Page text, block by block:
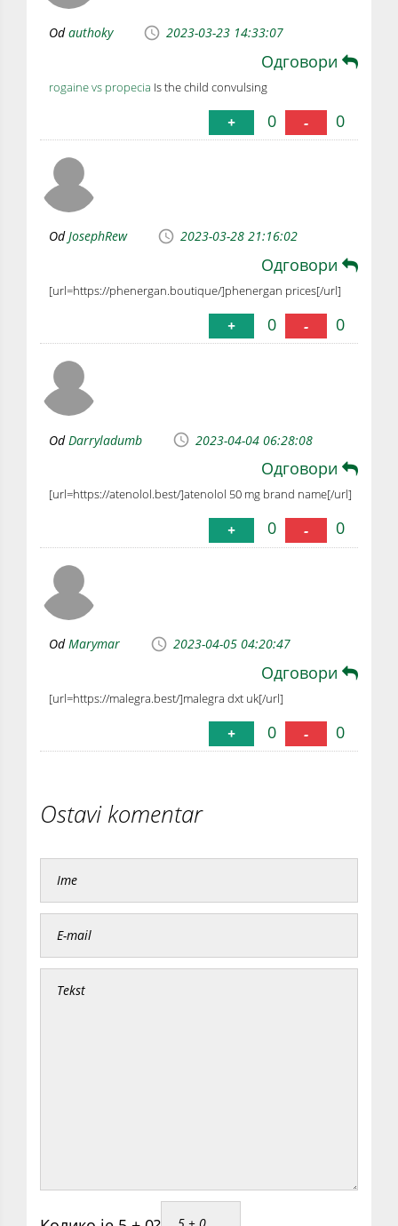
Odauthoky 2023-03-23 14:33:07
Одговори
rogaine vs propecia Is the child convulsing
+ 0 - 0
OdJosephRew 2023-03-28 21:16:02
Одговори
[url=https://phenergan.boutique/]phenergan prices[/url]
+ 0 - 0
Od Darryladumb 2023-04-04 06:28:08
Одговори
[url=https://atenolol.best/]atenolol 50 mg brand name[/url]
+ 0 - 0
OdMarymar 2023-04-05 04:20:47
Одговори
[url=https://malegra.best/]malegra dxt uk[/url]
+ 0 - 0
Ostavi komentar